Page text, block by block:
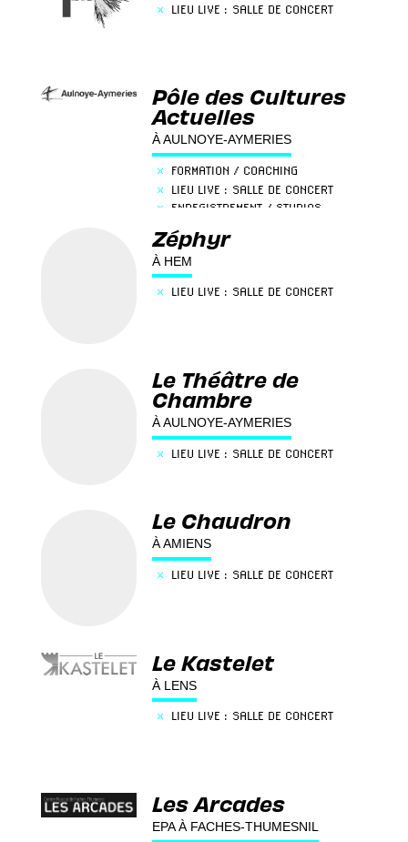
× LIEU LIVE : SALLE DE CONCERT
Pôle des Cultures
Actuelles
À AULNOYE-AYMERIES
× FORMATION / COACHING
× LIEU LIVE : SALLE DE CONCERT
× ENREGISTREMENT / STUDIOS
Zéphyr
À HEM
× LIEU LIVE : SALLE DE CONCERT
Le Théâtre de
Chambre
À AULNOYE-AYMERIES
× LIEU LIVE : SALLE DE CONCERT
Le Chaudron
À AMIENS
× LIEU LIVE : SALLE DE CONCERT
Le Kastelet
À LENS
× LIEU LIVE : SALLE DE CONCERT
Les Arcades
EPA À FACHES-THUMESNIL